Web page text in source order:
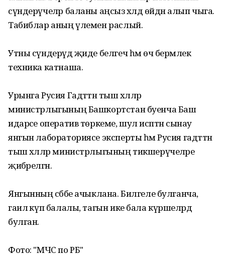
сүндерүчеләр баланы аңсыз хәлдә өйдән алып чыга.
Табиблар аның үлемен раслый.
Утны сүндерүдә җиде белгеч һәм өч берәмлек
техника катнаша.
Урынга Русия Гадәттән тыш хәлләр
министрлыгының Башкортстан буенча Баш
идарәсе оператив төркеме, шул исәптән сынау
янгын лабораториясе эксперты һәм Русия гадәттән
тыш хәлләр министрлыгының тикшерүчеләре
җибәрелгән.
Янгынның сәбәбе ачыклана. Билгеле булганча,
гаилә күп балалы, тагын ике бала күршеләрдә
булган.
Фото: "МЧС по РБ"